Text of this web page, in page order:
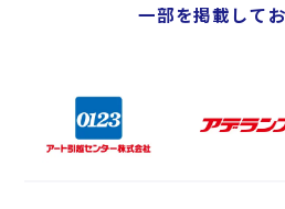
一部を掲載してお